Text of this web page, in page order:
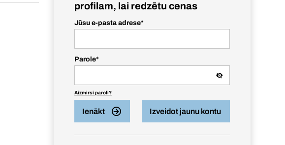
profilam, lai redzētu cenas
Jūsu e-pasta adrese*
Parole*
Aizmirsi paroli?
Ienākt Izveidot jaunu kontu